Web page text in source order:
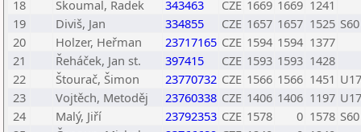
18
Skoumal, Radek 343463 CZE 1669 1669 1241
19
Diviš, Jan 334855 CZE 1657 1657 1525 S60
20
Holzer, Heřman 23717165 CZE 1594 1594 1377
21
Řeháček, Jan st. 397415 CZE 1593 1593 1428
22
Štourač, Šimon 23770732 CZE 1566 1566 1451 U17
23
Vojtěch, Metoděj 23760338 CZE 1406 1406 1197 U17
24
Malý, Jiří 23792353 CZE 1578 0 1578 S60